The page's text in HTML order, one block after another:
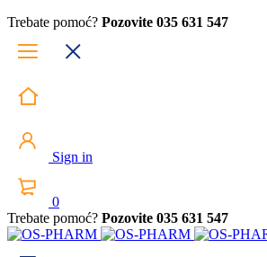
Trebate pomoć? Pozovite 035 631 547
Sign in
0
Trebate pomoć? Pozovite 035 631 547